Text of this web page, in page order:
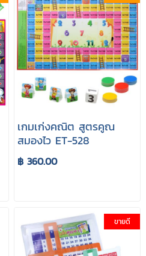
เกมเก่งคณิต สูตรคูณ
สมองไว ET-528
฿ 360.00
ขายดี